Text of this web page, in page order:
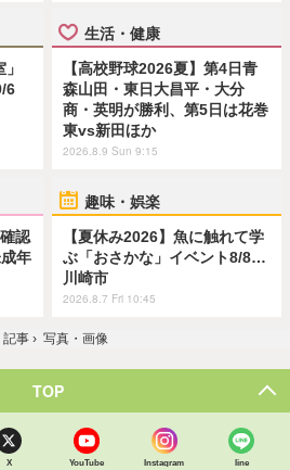
6
生活・健康
【高校野球2026夏】第4日青
森山田・東日大昌平・大分
商・英明が勝利、第5日は花巻
東vs新田ほか
2026.8.9 Sun 9:15
認
年
趣味・娯楽
【夏休み2026】魚に触れて学
ぶ「おさかな」イベント8/8…
川崎市
2026.8.7 Fri 10:45
記事 › 写真・画像
TOP
X YouTube Instagram line